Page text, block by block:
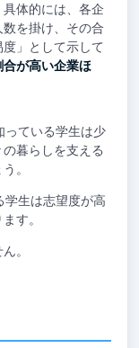
体的には、各企
を掛け、その合
」として示して
が高い企業ほ
っている学生は少
暮らしを支える
。
学生は志望度が高
す。
。